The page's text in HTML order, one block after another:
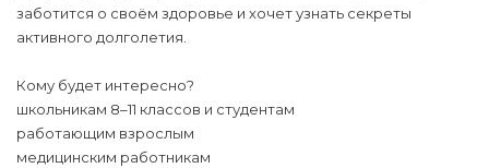
заботится о своём здоровье и хочет узнать секреты
активного долголетия.
Кому будет интересно?
школьникам 8–11 классов и студентам
работающим взрослым
медицинским работникам